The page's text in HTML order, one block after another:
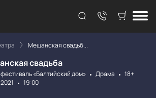
Мещанская свадьб...
свадьба
«Балтийский дом» Драма
18+
19:00